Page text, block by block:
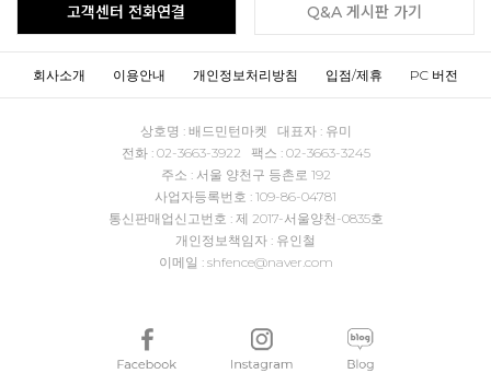
고객센터 전화연결 Q&A 게시판 가기
회사소개 이용안내 개인정보처리방침 입점/제휴 PC 버전
상호명 : 배드민턴마켓 대표자 : 유미
전화 : 02-3663-3922 팩스 : 02-3663-3245
주소 : 서울 양천구 등촌로 192
사업자등록번호 : 109-86-04781
통신판매업신고번호 : 제 2017-서울양천-0835호
개인정보책임자 : 유인철
이메일 : shfence@naver.com